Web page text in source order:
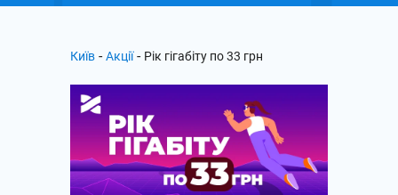
Київ - Акції - Рік гігабіту по 33 грн